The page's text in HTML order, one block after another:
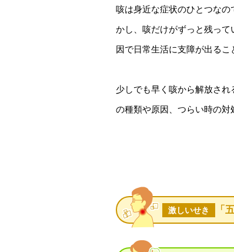
咳は身近な症状のひとつな
かし、咳だけがずっと残っ
因で日常生活に支障が出るこ
少しでも早く咳から解放さ
の種類や原因、つらい時の対
激しいせき 「